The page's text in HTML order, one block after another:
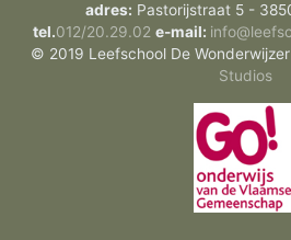
adres: Pastorijstraat 5 -
tel.012/20.29.02 e-mail:
© 2019 Leefschool De
Studios